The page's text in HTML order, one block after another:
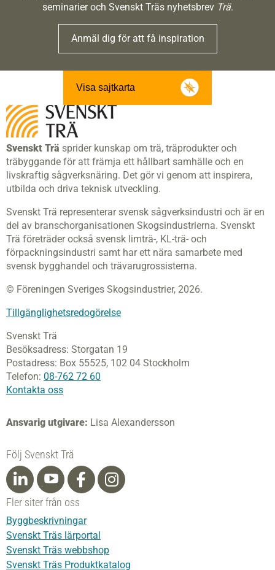
seminarier och Svenskt Träs nyhetsbrev Trä.
Anmäl dig för att få inspiration
Visa sajtkarta
Svenskt Trä sprider kunskap om trä, träprodukter och
träbyggande för att främja ett hållbart samhälle och en
livskraftig sågverksnäring. Det gör vi genom att inspirera,
utbilda och driva teknisk utveckling.
Svenskt Trä representerar svensk sågverksindustri och är en
del av branschorganisationen Skogsindustrierna. Svenskt
Trä företräder också svensk limträ-, KL-trä- och
förpackningsindustri samt har ett nära samarbete med
svensk bygghandel och trävarugrossisterna.
© Föreningen Sveriges Skogsindustrier, 2026.
Tillgänglighetsredogörelse
Svenskt Trä
Besöksadress: Storgatan 19
Postadress: Box 55525, 102 04 Stockholm
Telefon: 08-762 72 60
Kontakta oss
Ansvarig utgivare: Lisa Alexandersson
Följ Svenskt Trä
Fler siter från oss
Byggbeskrivningar
Svenskt Träs lärportal
Svenskt Träs webbshop
Svenskt Träs Produktkatalog